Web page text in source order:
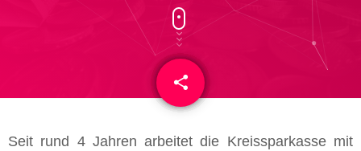
share
email
Seit rund 4 Jahren arbeitet die Kreissparkasse mit